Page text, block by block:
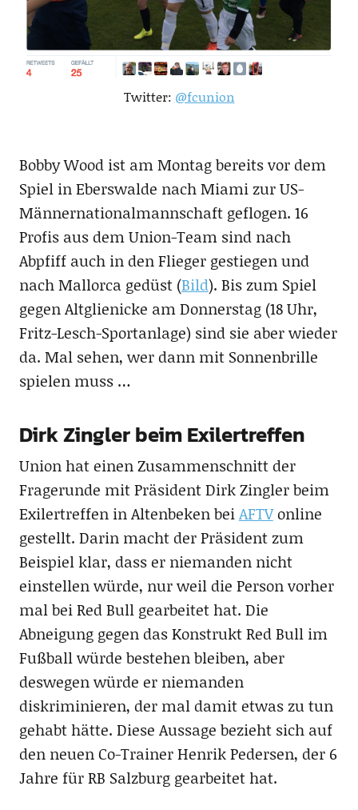
Twitter: @fcunion
Bobby Wood ist am Montag bereits vor dem
Spiel in Eberswalde nach Miami zur US-
Männernationalmannschaft geflogen. 16
Profis aus dem Union-Team sind nach
Abpfiff auch in den Flieger gestiegen und
nach Mallorca gedüst (Bild). Bis zum Spiel
gegen Altglienicke am Donnerstag (18 Uhr,
Fritz-Lesch-Sportanlage) sind sie aber wieder
da. Mal sehen, wer dann mit Sonnenbrille
spielen muss …
Dirk Zingler beim Exilertreffen
Union hat einen Zusammenschnitt der
Fragerunde mit Präsident Dirk Zingler beim
Exilertreffen in Altenbeken beiAFTVonline
gestellt. Darin macht der Präsident zum
Beispiel klar, dass er niemanden nicht
einstellen würde, nur weil die Person vorher
mal bei Red Bull gearbeitet hat. Die
Abneigung gegen das Konstrukt Red Bull im
Fußball würde bestehen bleiben, aber
deswegen würde er niemanden
diskriminieren, der mal damit etwas zu tun
gehabt hätte. Diese Aussage bezieht sich auf
den neuen Co-Trainer Henrik Pedersen, der 6
Jahre für RB Salzburg gearbeitet hat.